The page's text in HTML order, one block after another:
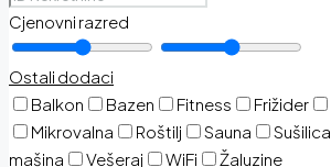
Cjenovni razred
Ostali dodaci
Balkon
Bazen Fitness Frižider
Mikrovalna
Roštilj Sauna Sušilica
mašina
Vešeraj WiFi Žaluzine